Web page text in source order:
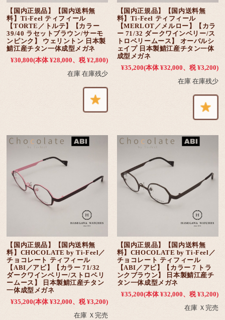
【国内正規品】【国内送料無
料】Ti-Feel ティフィール
【TORTE／トルテ】【カラー
39/40 ラセットブラウン/サーモ
ンピンク】 ウェリントン 日本製
鯖江産チタン一体成型メガネ
¥30,800(本体 ¥28,000、税 ¥2,800)
在庫 在庫残少
【国内正規品】【国内送料無
料】Ti-Feel ティフィール
【MERLOT／メルロー】【カラ
ー 71/32 ダークワインベリー/ス
トロベリームース】 オーバルシ
ェイプ 日本製鯖江産チタン一体
成型メガネ
¥35,200(本体 ¥32,000、税 ¥3,200)
在庫 在庫残少
【国内正規品】【国内送料無
料】CHOCOLATE by Ti-Feel／
チョコレート ティフィール
【ABI／アビ】【カラー 71/32
ダークワインベリー/ストロベリ
ームース】 日本製鯖江産チタン
一体成型メガネ
¥35,200(本体 ¥32,000、税 ¥3,200)
在庫 Ｘ完売
【国内正規品】【国内送料無
料】CHOCOLATE by Ti-Feel／
チョコレート ティフィール
【ABI／アビ】【カラー 7 トラ
ンクブラウン】 日本製鯖江産チ
タン一体成型メガネ
¥35,200(本体 ¥32,000、税 ¥3,200)
在庫 Ｘ完売